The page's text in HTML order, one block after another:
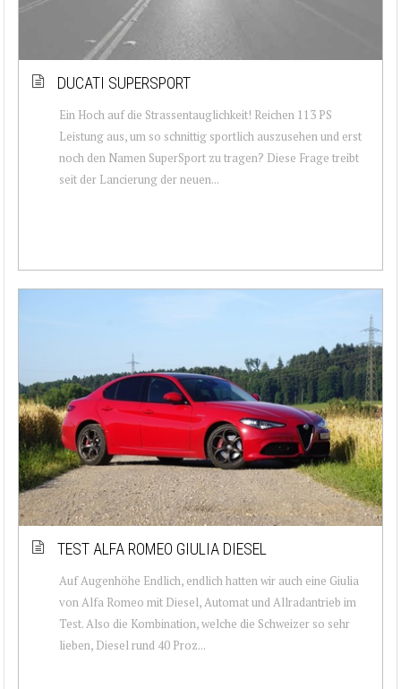
DUCATI SUPERSPORT
Ein Hoch auf die Strassentauglichkeit! Reichen 113 PS
Leistung aus, um so schnittig sportlich auszusehen und erst
noch den Namen SuperSport zu tragen? Diese Frage treibt
seit der Lancierung der neuen...
TEST ALFA ROMEO GIULIA DIESEL
Auf Augenhöhe Endlich, endlich hatten wir auch eine Giulia
von Alfa Romeo mit Diesel, Automat und Allradantrieb im
Test. Also die Kombination, welche die Schweizer so sehr
lieben, Diesel rund 40 Proz...